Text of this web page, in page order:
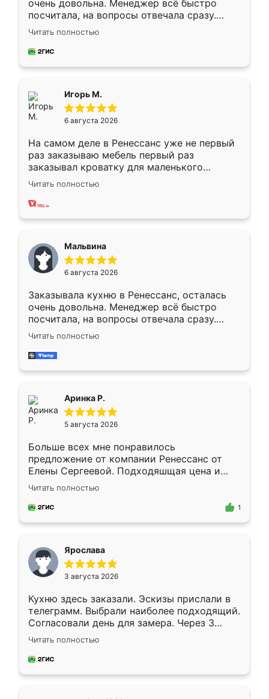
очень довольна. Менеджер всё быстро
посчитала, на вопросы отвечала сразу.
Замерщик приехал в субботу, подошёл к
делу со всей ответственностью. Собрали
за день, ребята работали аккуратно, даже
Читать полностью
Игорь М.
6 августа 2026
На самом деле в Ренессанс уже не первый
раз заказываю мебель первый раз
заказывал кроватку для маленького
ребёнка при его рождении ,во второй раз
заказал шкаф-купе. По качеству очень
хорошее сборка достаточно быстрая,
меньше, здесь же он более разнообразный.
Мне нравится ,если что-то потребуется из
мебели буду заказывать только здесь.
Читать полностью
Мальвина
6 августа 2026
Заказывала кухню в Ренессанс, осталась
очень довольна. Менеджер всё быстро
посчитала, на вопросы отвечала сразу.
Замерщик приехал в субботу, подошёл к
делу со всей ответственностью. Собрали
за день, ребята работали аккуратно, даже
Читать полностью
Аринка Р.
5 августа 2026
Больше всех мне понравилось
предложение от компании Ренессанс от
Елены Сергеевой. Подходяшщая цена и
короткие сроки изготовления. Приехавший
для замера сотрудник Владислав
предложил по моему эскизу самый
Читать полностью
1
Ярослава
3 августа 2026
Кухню здесь заказали. Эскизы прислали в
телеграмм. Выбрали наиболее подходящий.
Согласовали день для замера. Через 3
недели кухня была уже готова. Остались
довольны работой. Спасибо Ренессанс
мебель за качественную работу!
Читать полностью